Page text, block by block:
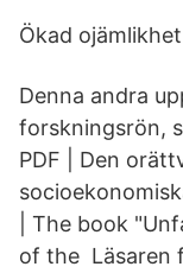
Ökad
Denna andra
forskningsrön,
PDF | Den
| The book
of the Läsaren